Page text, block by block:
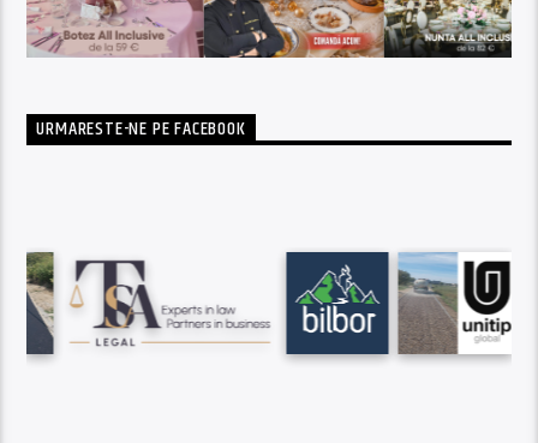
URMARESTE-NE PE FACEBOOK